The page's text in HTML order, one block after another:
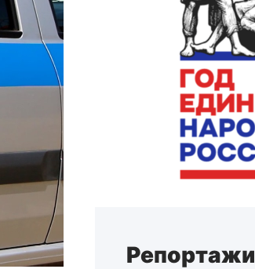
Репортажи